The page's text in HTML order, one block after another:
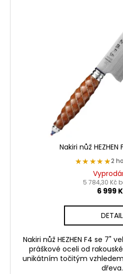
Nakiri nůž HEZHEN
★★★★★
★★★★★2
5 784,30 Kč
6 999
DETAIL
Nakiri nůž HEZHEN F4 se 7"
práškové oceli od
unikátním točitým
dřeva.